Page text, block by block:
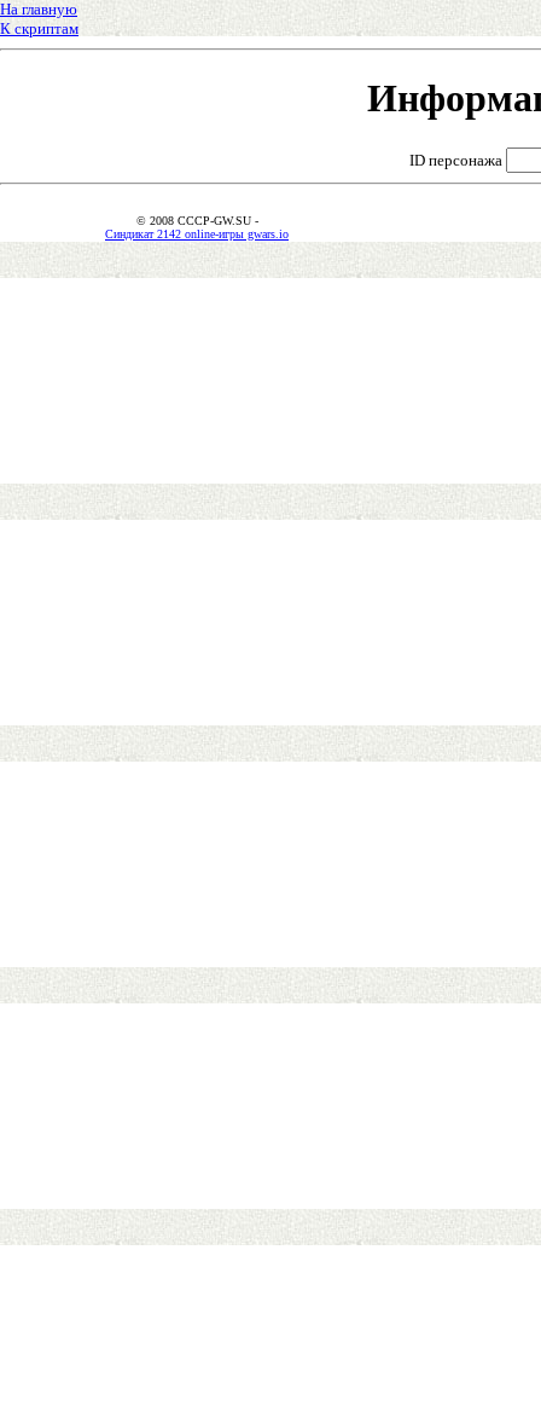
На главную
К скриптам
ID персонажа
© 2008 CCCP-GW.SU -
Синдикат 2142 online-игры gwars.io